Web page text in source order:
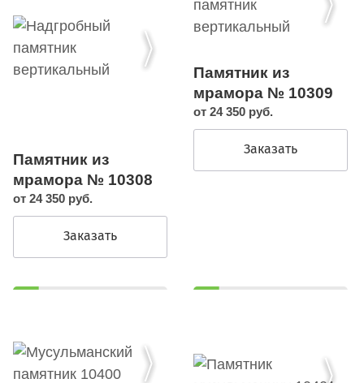
Памятник из
мрамора № 10308
от 24 350 руб.
Заказать
Памятник из
мрамора № 10309
от 24 350 руб.
Заказать